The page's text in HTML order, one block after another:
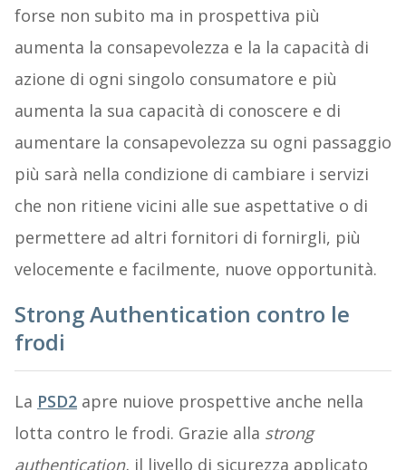
forse non subito ma in prospettiva più
aumenta la consapevolezza e la la capacità di
azione di ogni singolo consumatore e più
aumenta la sua capacità di conoscere e di
aumentare la consapevolezza su ogni passaggio
più sarà nella condizione di cambiare i servizi
che non ritiene vicini alle sue aspettative o di
permettere ad altri fornitori di fornirgli, più
velocemente e facilmente, nuove opportunità.
Strong Authentication contro le
frodi
La PSD2apre nuiove prospettive anche nella
lotta contro le frodi. Grazie alla strong
authentication, il livello di sicurezza applicato